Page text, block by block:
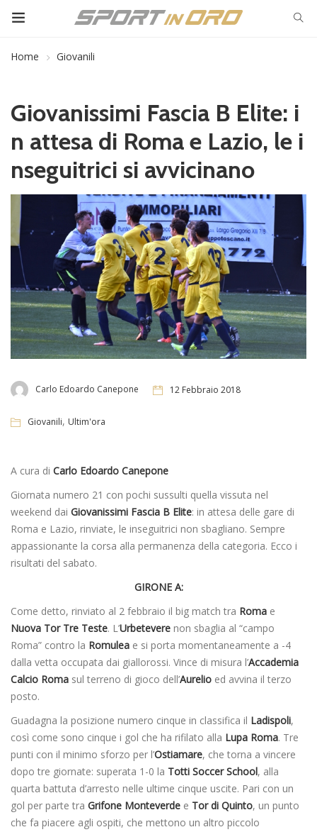
Home Giovanili
Giovanissimi Fascia B Elite: i
n attesa di Roma e Lazio, le i
nseguitrici si avvicinano
Carlo Edoardo Canepone 12 Febbraio 2018
Giovanili, Ultim'ora
A cura di Carlo Edoardo Canepone
Giornata numero 21 con pochi sussulti quella vissuta nel
weekend dai Giovanissimi Fascia B Elite: in attesa delle gare di
Roma e Lazio, rinviate, le inseguitrici non sbagliano. Sempre
appassionante la corsa alla permanenza della categoria. Ecco i
risultati del sabato.
GIRONE A:
Come detto, rinviato al 2 febbraio il big match tra Roma e
Nuova Tor Tre Teste. L’Urbetevere non sbaglia al “campo
Roma” contro la Romulea e si porta momentaneamente a -4
dalla vetta occupata dai giallorossi. Vince di misura l’Accademia
Calcio Roma sul terreno di gioco dell’Aurelio ed avvina il terzo
posto.
Guadagna la posizione numero cinque in classifica il Ladispoli,
così come sono cinque i gol che ha rifilato alla Lupa Roma. Tre
punti con il minimo sforzo per l’Ostiamare, che torna a vincere
dopo tre giornate: superata 1-0 la Totti Soccer School, alla
quarta battuta d’arresto nelle ultime cinque uscite. Pari con un
gol per parte tra Grifone Monteverde e Tor di Quinto, un punto
che fa piacere agli ospiti, che mettono un altro piccolo